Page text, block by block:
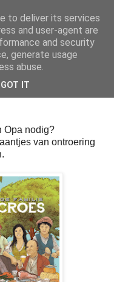
Opa nodig?
van ontroering
to deliver its services
and user-agent are
and security
generate usage
abuse.
GOT IT